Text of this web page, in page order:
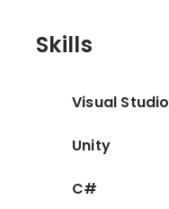
Skills
Visual Studio
Unity
C#